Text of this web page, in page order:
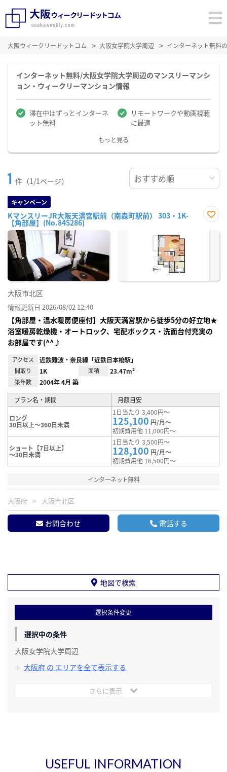
大阪ウィークリードットコム 大阪女学院大学周辺 インターネット無料
インターネット無料/大阪女学院大学周辺のマンスリーマンシ
ョン・ウィークリーマンション情報
滞在中はずっとインターネ
ット無料
リモートワークや動画視聴
に最適
もっと見る
1 件（1/1ページ）
キャンペーン
KマンスリーJR大阪天満宮駅前（南森町駅前） 303・1K-
【角部屋】(No.845286)
に入
大阪市北区
情報更新日 2026/08/02 12:40
【角部屋・温水暖房便座付】大阪天満宮駅から徒歩5分の好立地★
浴室暖房乾燥機・オートロック、宅配ボックス・洗面台付充実の
お部屋です(^^♪
アクセス 近鉄難波・奈良線「近鉄日本橋駅」
間取り 1K 面積 23.47m²
築年数 2004年 4月 築
プラン名・期間 月額目安
ロング
30日以上～360日未満
1日当たり 3,400円～
125,100 円/月～
初期費用他 11,000円～
ショート【7日以上】
～30日未満
1日当たり 3,500円～
128,100 円/月～
初期費用他 16,500円～
インターネット無料
大阪府 大阪市北区
お問合わせ 電話する
地図で検索
選択条件変更
選択中の条件
大阪女学院大学周辺
大阪府 の エリアを全て表示する
さらに表示
USEFUL INFORMATION